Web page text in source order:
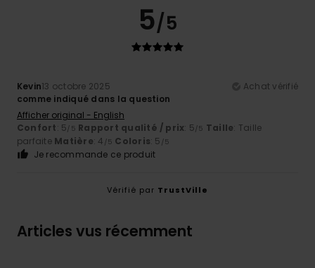
5/5
Kevin13 octobre 2025
Achat vérifié
comme indiqué dans la question
Afficher original - English
Confort: 5/5 Rapport qualité / prix: 5/5 Taille: Taille
parfaite Matière: 4 /5 Coloris: 5 /5
Je recommande ce produit
Vérifié par TrustVille
Articles vus récemment